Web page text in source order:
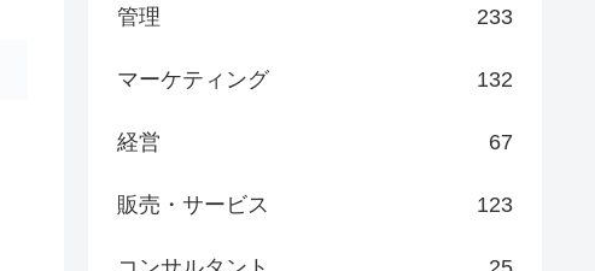
管理 233
マーケティング 132
経営 67
販売・サービス 123